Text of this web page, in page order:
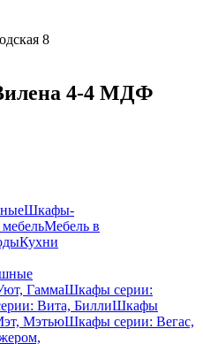
8
4-4 МДФ
Шкафы-
мебельМебель в
Кухни
ГаммаШкафы серии:
Вита, БиллиШкафы
МэтьюШкафы серии: Вегас,